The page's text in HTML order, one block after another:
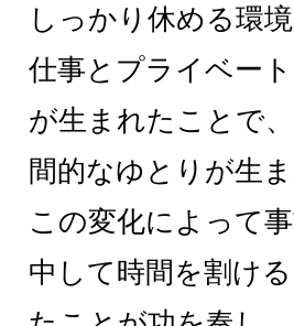
しっかり休める環境
仕事とプライベー
が生まれたことで
間的なゆとりが生ま
この変化によって
中して時間を割け